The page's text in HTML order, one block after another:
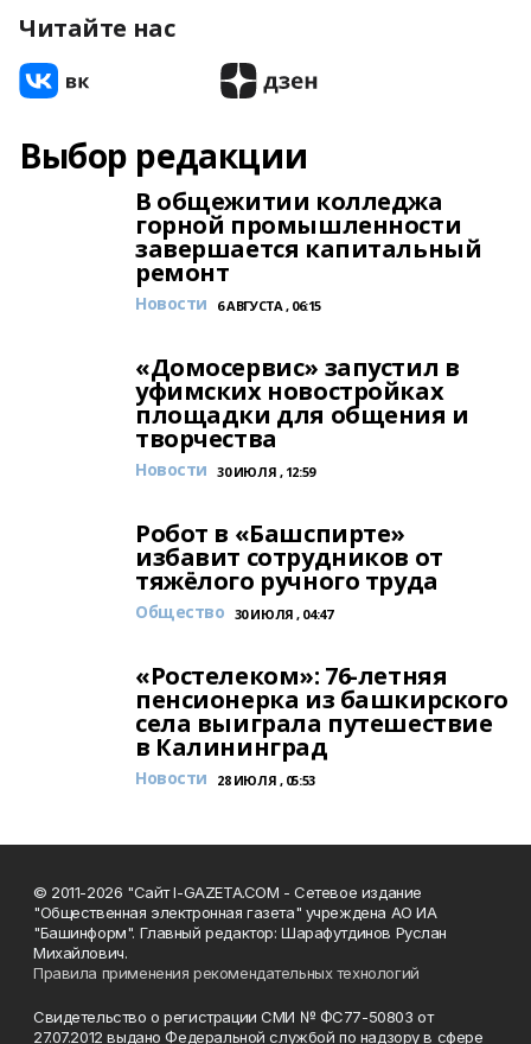
Читайте нас
Выбор редакции
В общежитии колледжа
горной промышленности
завершается капитальный
ремонт
Новости 6 АВГУСТА , 06:15
«Домосервис» запустил в
уфимских новостройках
площадки для общения и
творчества
Новости 30 ИЮЛЯ , 12:59
Робот в «Башспирте»
избавит сотрудников от
тяжёлого ручного труда
Общество 30 ИЮЛЯ , 04:47
«Ростелеком»: 76-летняя
пенсионерка из башкирского
села выиграла путешествие
в Калининград
Новости 28 ИЮЛЯ , 05:53
© 2011-2026 "Сайт I-GAZETA.COM - Сетевое издание
"Общественная электронная газета" учреждена АО ИА
"Башинформ". Главный редактор: Шарафутдинов Руслан
Михайлович.
Правила применения рекомендательных технологий
Свидетельство о регистрации СМИ № ФС77-50803 от
27.07.2012 выдано Федеральной службой по надзору в сфере